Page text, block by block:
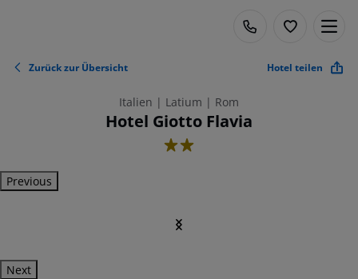
Zurück zur Übersicht Hotel teilen
Italien | Latium | Rom
Hotel Giotto Flavia
2
Previous
Next